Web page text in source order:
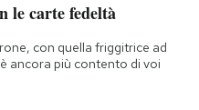
le carte fedeltà
con quella friggitrice ad
ancora più contento di voi